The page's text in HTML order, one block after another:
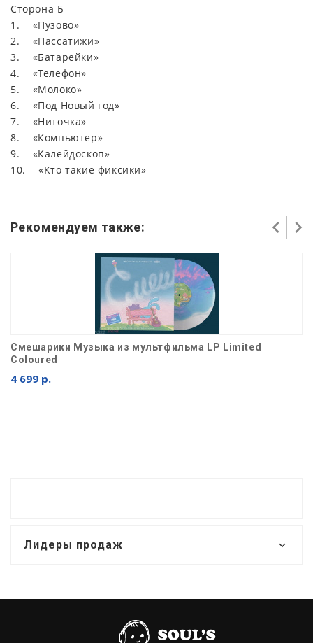
Сторона Б
1. «Пузово»
2. «Пассатижи»
3. «Батарейки»
4. «Телефон»
5. «Молоко»
6. «Под Новый год»
7. «Ниточка»
8. «Компьютер»
9. «Калейдоскоп»
10. «Кто такие фиксики»
Рекомендуем также:
Смешарики Музыка из мультфильма LP Limited
Coloured
4 699 р.
Лидеры продаж